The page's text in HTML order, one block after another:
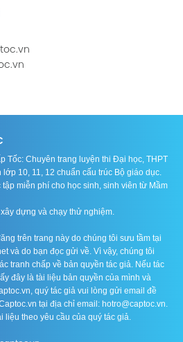
Tốc: Chuyên trang luyện thi Đại học, THPT
10, 11, 12 chuẩn cấu trúc Bộ giáo dục.
miễn phí cho học sinh, sinh viên từ Mầm
dựng và chạy thử nghiệm.
trên trang này do chúng tôi sưu tầm tại
và do bạn đọc gửi về. Vì vậy, chúng tôi
tranh chấp về bản quyền tác giả. Nếu tác
đây là tài liệu bản quyền của mình và
quý tác giả vui lòng gửi email đề
tại địa chỉ email: hotro@captoc.vn.
liệu theo yêu cầu của quý tác giả.